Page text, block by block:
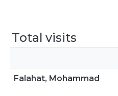
Total visits
Falahat, Mohammad